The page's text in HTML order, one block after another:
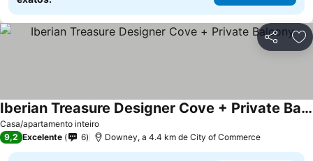
Partilhar
Casa/apartamento inteiro
Iberian Treasure Designer Cove + Private Balcony
9,2 Excelente 6 Downey, a 4.4 km de City of Commerce